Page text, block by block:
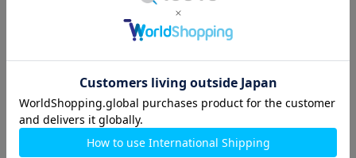
買取もやってます！